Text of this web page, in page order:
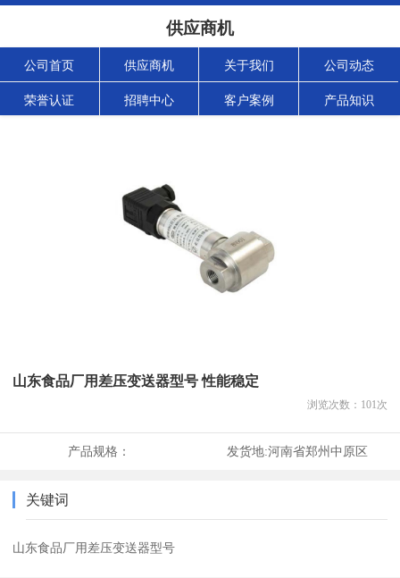
供应商机
公司首页 供应商机 关于我们 公司动态
荣誉认证 招聘中心 客户案例 产品知识
山东食品厂用差压变送器型号 性能稳定
浏览次数： 101次
产品规格： 发货地:河南省郑州中原区
关键词
山东食品厂用差压变送器型号